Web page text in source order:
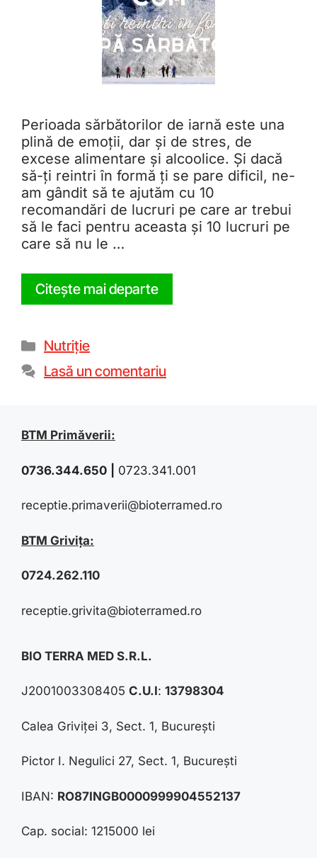
Perioada sărbătorilor de iarnă este una
plină de emoții, dar și de stres, de
excese alimentare și alcoolice. Și dacă
să-ți reintri în formă ți se pare dificil, ne-
am gândit să te ajutăm cu 10
recomandări de lucruri pe care ar trebui
să le faci pentru aceasta și 10 lucruri pe
care să nu le …
Citește mai departe
Nutriție
Lasă un comentariu
BTM Primăverii:
0736.344.650 0723.341.001
receptie.primaverii@bioterramed.ro
BTM Grivița:
0724.262.110
receptie.grivita@bioterramed.ro
BIO TERRA MED S.R.L.
J2001003308405 C.U.I: 13798304
Calea Griviței 3, Sect. 1, București
Pictor I. Negulici 27, Sect. 1, București
IBAN: RO87INGB0000999904552137
Cap. social: 1215000 lei